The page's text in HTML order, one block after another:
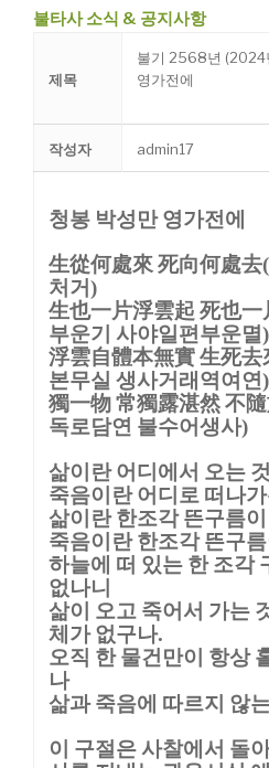
불타사 소식 & 공지사항
제목
불기 2568년 (2024
영가전에
작성자 admin17
청봉 박성만 영가전에
生從何處來 死向何處去(
처거)
生也一片浮雲起 死也一
부운기 사야일편부운멸)
浮雲自體本無實 生死去
본무실 생사거래역여연)
獨一物 常獨露湛然 不
독로담연 불수어생사)
삶이란 어디에서 오는
죽음이란 어디로 떠나
삶이란 한조각 뜬구름
죽음이란 한조각 뜬구
하늘에 떠 있는 한 조각
없나니
삶이 오고 죽어서 가는
체가 없구나.
오직 한 물건만이 항상
나
삶과 죽음에 따르지 않
이 구절은 사찰에서 돌